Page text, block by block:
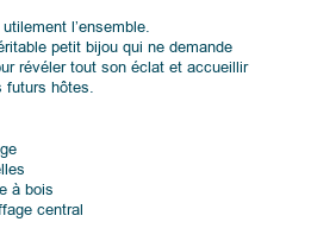
l’ensemble.
petit bijou qui ne demande
révéler tout son éclat et accueillir
futurs hôtes.
à bois
central